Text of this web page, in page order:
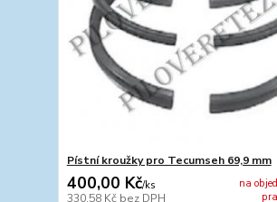
Pístní kroužky pro Tecumseh 69,9 mm
400,00 Kč/ks
330,58 Kč bez DPH
na